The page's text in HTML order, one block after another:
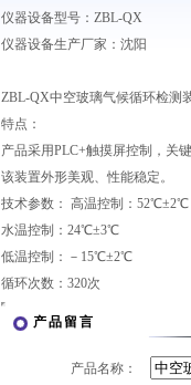
仪器设备型号：ZBL-QX
仪器设备生产厂家：沈阳
ZBL-QX中空玻璃气候循环检测
特点：
产品采用PLC+触摸屏控制，关
该装置外形美观、性能稳定。
技术参数： 高温控制：52℃±2℃
水温控制：24℃±3℃
低温控制：－15℃±2℃
循环次数：320次
产品留言
产品名称：